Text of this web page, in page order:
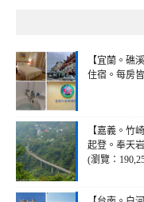
【宜蘭。礁
住宿。每房
【嘉義。竹
起登。奉天
(瀏覽：